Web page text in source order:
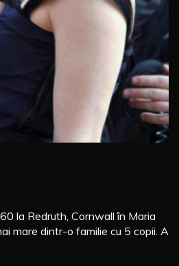
la Redruth, Cornwall în Maria
mare dintr-o familie cu 5 copii. A